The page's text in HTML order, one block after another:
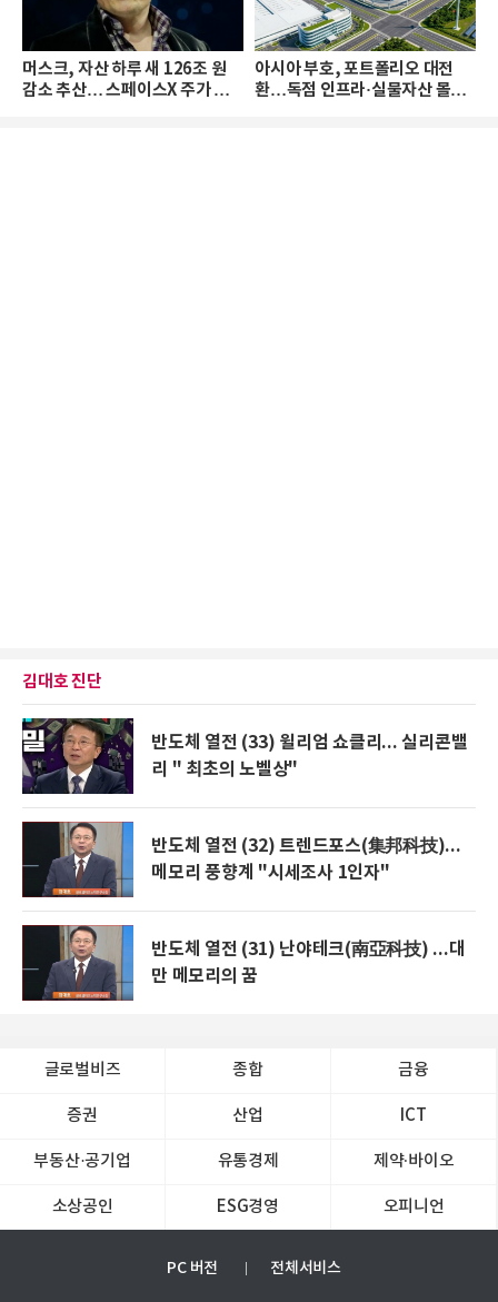
머스크, 자산 하루 새 126조 원
감소 추산… 스페이스X 주가 하
아시아 부호, 포트폴리오 대전
환…독점 인프라·실물자산 몰린
김대호 진단
반도체 열전 (33) 윌리엄 쇼클리... 실리콘밸
리 " 최초의 노벨상"
반도체 열전 (32) 트렌드포스(集邦科技)...
메모리 풍향계 "시세조사 1인자"
반도체 열전 (31) 난야테크(南亞科技) ...대
만 메모리의 꿈
글로벌비즈 종합 금융
증권 산업 ICT
부동산·공기업 유통경제 제약∙바이오
소상공인 ESG경영 오피니언
PC 버전 전체서비스